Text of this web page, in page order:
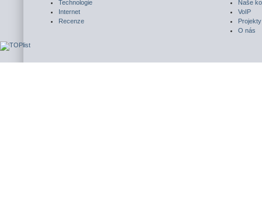
Technologie
Internet
Recenze
Naše
VoIP
Projekty
O nás